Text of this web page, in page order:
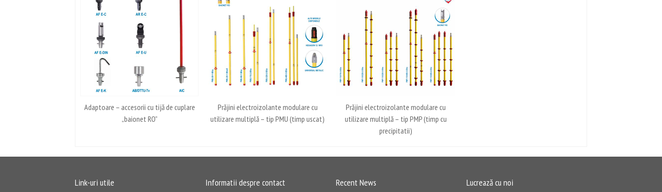
Adaptoare – accesorii cu tijă de cuplare
„baionet RO”
Prăjini electroizolante modulare cu
utilizare multiplă – tip PMU (timp uscat)
Prăjini electroizolante modulare cu
utilizare multiplă – tip PMP (timp cu
precipitatii)
Link-uri utile Informatii despre contact Recent News Lucrează cu noi